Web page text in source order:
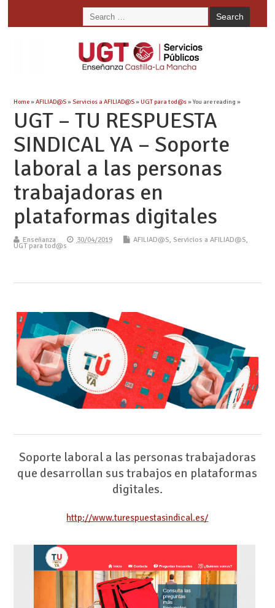
Home»AFILIAD@S»Servicios a AFILIAD@S»UGT para tod@s» You are reading »
UGT – TU RESPUESTA
SINDICAL YA – Soporte
laboral a las personas
trabajadoras en
plataformas digitales
Enseñanza 30/04/2019 AFILIAD@S, Servicios a AFILIAD@S,
UGT para tod@s
Soporte laboral a las personas trabajadoras
que desarrollan sus trabajos en plataformas
digitales.
http://www.turespuestasindical.es/